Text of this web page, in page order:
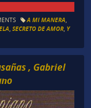
A MI MANERA
SECRETO DE AMOR, Y
, Gabriel